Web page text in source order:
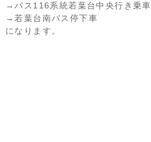
→バス116系統若葉台中央行き乗車
→若葉台南バス停下車
になります。